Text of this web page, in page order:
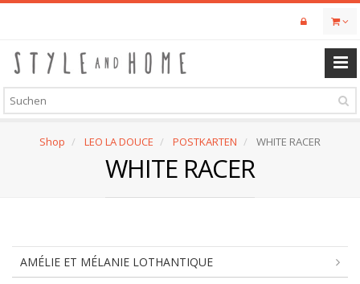
Skip
content
Shop LEO LA DOUCE POSTKARTEN WHITE RACER
WHITE RACER
AMÉLIE ET MÉLANIE LOTHANTIQUE